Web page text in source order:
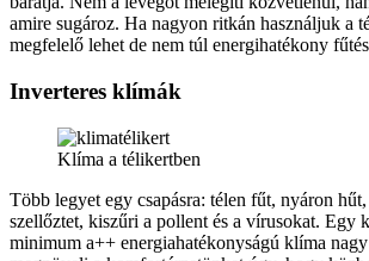
amire sugároz. Ha nagyon ritkán használjuk a
megfelelő lehet de nem túl energihatékony
Inverteres klímák
Klíma a télikertben
Több legyet egy csapásra: télen fűt, nyáron
szellőztet, kiszűri a pollent és a vírusokat. Egy
minimum a++ energiahatékonyságú klíma